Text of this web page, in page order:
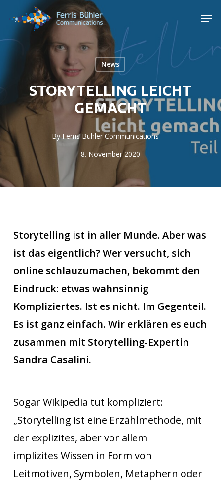
main
News
STORYTELLING LEICHT
GEMACHT
By Ferris Bühler Communications
8. November 2020
Storytelling ist in aller Munde. Aber was
ist das eigentlich? Wer versucht, sich
online schlauzumachen, bekommt den
Eindruck: etwas wahnsinnig
Kompliziertes. Ist es nicht. Im Gegenteil.
Es ist ganz einfach. Wir erklären es euch
zusammen mit Storytelling-Expertin
Sandra Casalini.
Sogar Wikipedia tut kompliziert:
„Storytelling ist eine Erzählmethode, mit
der explizites, aber vor allem
implizites Wissen in Form von
Leitmotiven, Symbolen, Metaphern oder